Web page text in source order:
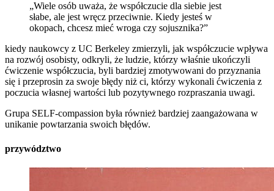
„Wiele osób uważa, że współczucie dla siebie jest
słabe, ale jest wręcz przeciwnie. Kiedy jesteś w
okopach, chcesz mieć wroga czy sojusznika?”
kiedy naukowcy z UC Berkeley zmierzyli, jak współczucie wpływa
na rozwój osobisty, odkryli, że ludzie, którzy właśnie ukończyli
ćwiczenie współczucia, byli bardziej zmotywowani do przyznania
się i przeprosin za swoje błędy niż ci, którzy wykonali ćwiczenia z
poczucia własnej wartości lub pozytywnego rozpraszania uwagi.
Grupa SELF-compassion była również bardziej zaangażowana w
unikanie powtarzania swoich błędów.
przywództwo